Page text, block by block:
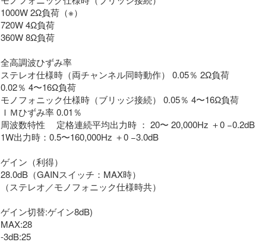
1000W 2Ω負荷（※）
720W 4Ω負荷
360W 8Ω負荷
全高調波ひずみ率
ステレオ仕様時（両チャンネル同時動作） 0.05％ 2Ω負荷
0.02％ 4〜16Ω負荷
モノフォニック仕様時（ブリッジ接続） 0.05％ 4〜16Ω負荷
ＩＭひずみ率 0.01％
周波数特性 定格連続平均出力時 ： 20〜 20,000Hz ＋0 −0.2dB
1W出力時：0.5〜160,000Hz ＋0 −3.0dB
ゲイン（利得）
28.0dB（GAINスイッチ：MAX時）
（ステレオ／モノフォニック仕様時共）
ゲイン切替:ゲイン8dB)
MAX:28
-3dB:25